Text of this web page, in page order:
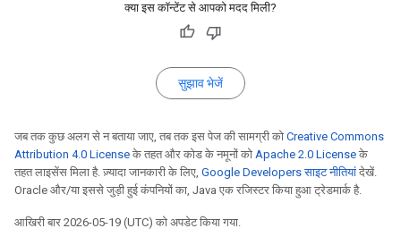
क्या इस कॉन्टेंट से आपको मदद मिली?
सुझाव भेजें
जब तक कुछ अलग से न बताया जाए, तब तक इस पेज की सामग्री को Creative Commons
Attribution 4.0 License के तहत और कोड के नमूनों को Apache 2.0 License के
तहत लाइसेंस मिला है. ज़्यादा जानकारी के लिए, Google Developers साइट नीतियां देखें.
Oracle और/या इससे जुड़ी हुई कंपनियों का, Java एक रजिस्टर किया हुआ ट्रेडमार्क है.
आखिरी बार 2026-05-19 (UTC) को अपडेट किया गया.